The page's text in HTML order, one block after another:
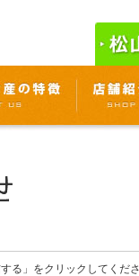
る」をクリックしてくだ